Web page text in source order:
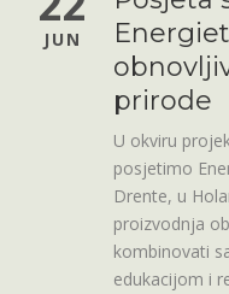
JUN
prirode
U okviru
posjetimo
Drente, u
proizvodnja
kombinovati
edukacijom i